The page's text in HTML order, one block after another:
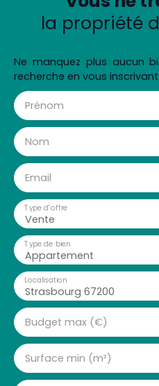
la propriété
Ne manquez plus aucun
recherche en vous
Prénom
Nom
Email
Vente
Type d'offre
Appartement
Type de bien
Strasbourg 67200
Localisation
Budget max (€)
Surface min (m²)